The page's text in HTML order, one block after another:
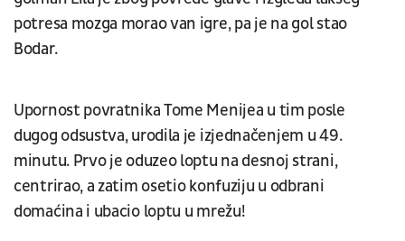
potresa mozga morao van igre, pa je na gol stao
Bodar.
Upornost povratnika Tome Menijea u tim posle
dugog odsustva, urodila je izjednačenjem u 49.
minutu. Prvo je oduzeo loptu na desnoj strani,
centrirao, a zatim osetio konfuziju u odbrani
domaćina i ubacio loptu u mrežu!